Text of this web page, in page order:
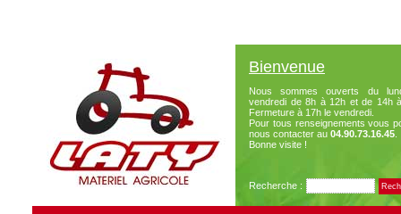
Bienvenue
Nous sommes ouverts du
vendredi de 8h à 12h et de 14h
Fermeture à 17h le vendredi.
Pour tous renseignements vous
nous contacter au 04.90.73.16.45
Bonne visite !
Recherche :